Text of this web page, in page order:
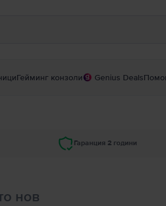
Гейминг конзоли Genius Deals
Гаранция 2 години
нов